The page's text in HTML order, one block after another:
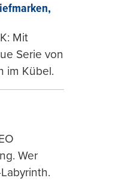
Mit
Serie von
im Kübel.
Wer